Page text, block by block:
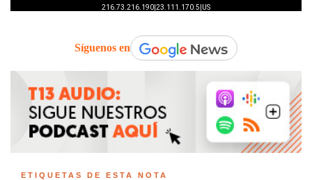
Síguenos en
ETIQUETAS DE ESTA NOTA